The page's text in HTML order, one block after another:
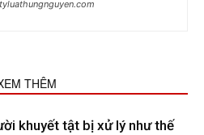
THÊM
khuyết tật bị xử lý như thế